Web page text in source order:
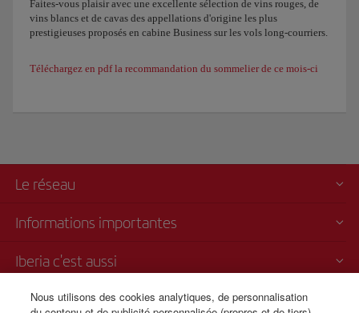
Faites-vous plaisir avec une excellente sélection de vins rouges, de
vins blancs et de cavas des appellations d'origine les plus
prestigieuses proposés en cabine Business sur les vols long-courriers.
Téléchargez en pdf la recommandation du sommelier de ce mois-ci
Le réseau
Informations importantes
Iberia c'est aussi
Transparence
Nous utilisons des cookies analytiques, de personnalisation